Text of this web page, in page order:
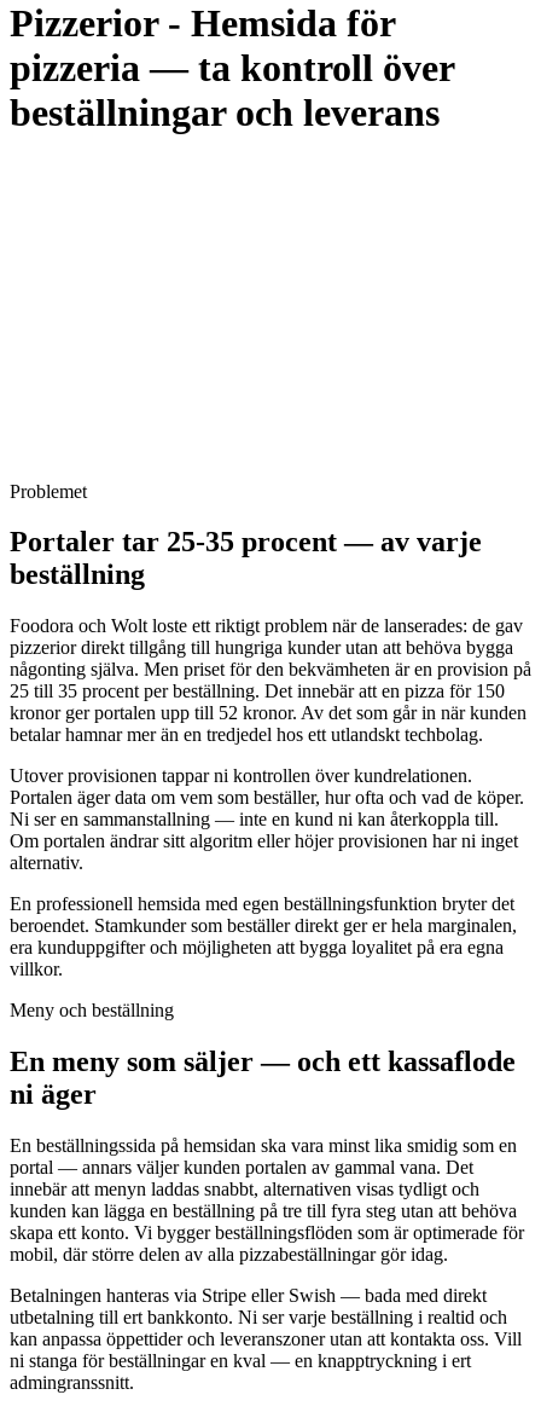
Pizzerior- Hemsida för
pizzeria — ta kontroll över
beställningar och leverans
Problemet
Portaler tar 25-35 procent — av varje
beställning
Foodora och Wolt loste ett riktigt problem när de lanserades: de gav
pizzerior direkt tillgång till hungriga kunder utan att behöva bygga
någonting själva. Men priset för den bekvämheten är en provision på
25 till 35 procent per beställning. Det innebär att en pizza för 150
kronor ger portalen upp till 52 kronor. Av det som går in när kunden
betalar hamnar mer än en tredjedel hos ett utlandskt techbolag.
Utover provisionen tappar ni kontrollen över kundrelationen.
Portalen äger data om vem som beställer, hur ofta och vad de köper.
Ni ser en sammanstallning — inte en kund ni kan återkoppla till.
Om portalen ändrar sitt algoritm eller höjer provisionen har ni inget
alternativ.
En professionell hemsida med egen beställningsfunktion bryter det
beroendet. Stamkunder som beställer direkt ger er hela marginalen,
era kunduppgifter och möjligheten att bygga loyalitet på era egna
villkor.
Meny och beställning
En meny som säljer — och ett kassaflode
ni äger
En beställningssida på hemsidan ska vara minst lika smidig som en
portal — annars väljer kunden portalen av gammal vana. Det
innebär att menyn laddas snabbt, alternativen visas tydligt och
kunden kan lägga en beställning på tre till fyra steg utan att behöva
skapa ett konto. Vi bygger beställningsflöden som är optimerade för
mobil, där större delen av alla pizzabeställningar gör idag.
Betalningen hanteras via Stripe eller Swish — bada med direkt
utbetalning till ert bankkonto. Ni ser varje beställning i realtid och
kan anpassa öppettider och leveranszoner utan att kontakta oss. Vill
ni stanga för beställningar en kval — en knapptryckning i ert
admingranssnitt.